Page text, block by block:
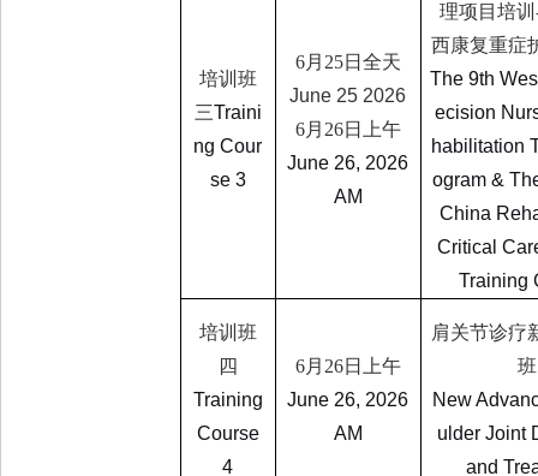
培训班
三Traini
ng Cour
se 3
6月 25日全天
June 25 2026
6月 26日上午
June 26, 2026
AM
理项目培训
西康复重症
The 9th
ecision
habilitation
ogram &
China
Critical
Training
培训班
四
Training
Course
4
6月 26日上午
June 26, 2026
AM
肩关节诊疗
班
New
ulder Joint
and